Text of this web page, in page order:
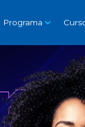
Programa